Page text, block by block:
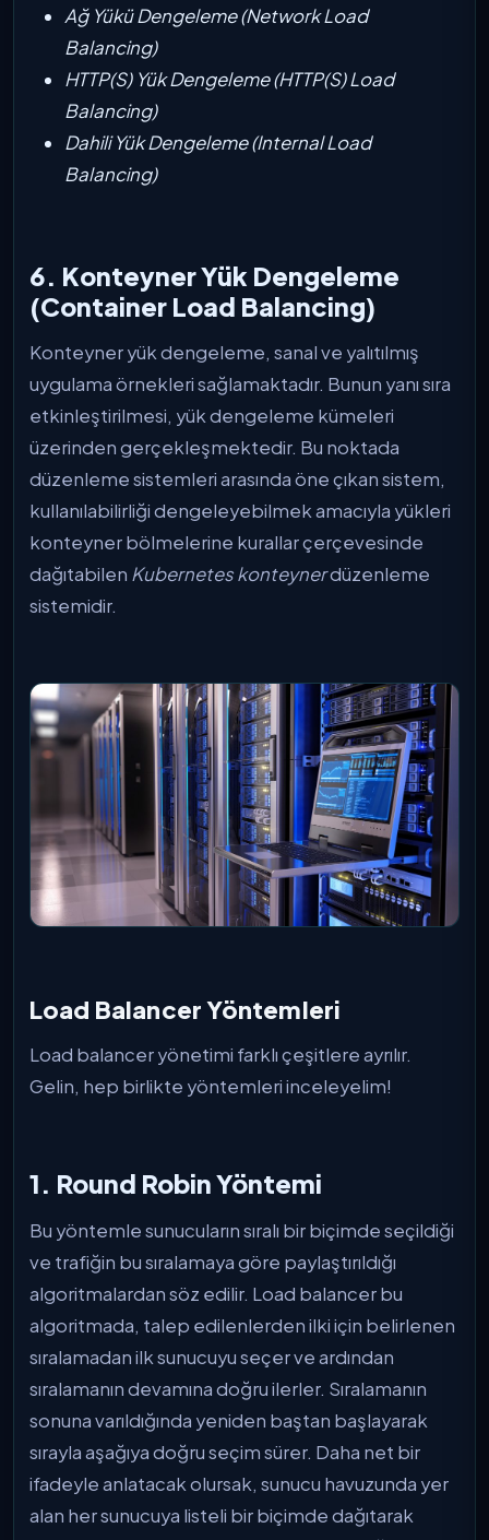
Ağ Yükü Dengeleme (Network Load
Balancing)
HTTP(S) Yük Dengeleme (HTTP(S) Load
Balancing)
Dahili Yük Dengeleme (Internal Load
Balancing)
6. Konteyner Yük Dengeleme
(Container Load Balancing)
Konteyner yük dengeleme, sanal ve yalıtılmış
uygulama örnekleri sağlamaktadır. Bunun yanı sıra
etkinleştirilmesi, yük dengeleme kümeleri
üzerinden gerçekleşmektedir. Bu noktada
düzenleme sistemleri arasında öne çıkan sistem,
kullanılabilirliği dengeleyebilmek amacıyla yükleri
konteyner bölmelerine kurallar çerçevesinde
dağıtabilen Kubernetes konteynerdüzenleme
sistemidir.
Load Balancer Yöntemleri
Load balancer yönetimi farklı çeşitlere ayrılır.
Gelin, hep birlikte yöntemleri inceleyelim!
1. Round Robin Yöntemi
Bu yöntemle sunucuların sıralı bir biçimde seçildiği
ve trafiğin bu sıralamaya göre paylaştırıldığı
algoritmalardan söz edilir. Load balancer bu
algoritmada, talep edilenlerden ilki için belirlenen
sıralamadan ilk sunucuyu seçer ve ardından
sıralamanın devamına doğru ilerler. Sıralamanın
sonuna varıldığında yeniden baştan başlayarak
sırayla aşağıya doğru seçim sürer. Daha net bir
ifadeyle anlatacak olursak, sunucu havuzunda yer
alan her sunucuya listeli bir biçimde dağıtarak